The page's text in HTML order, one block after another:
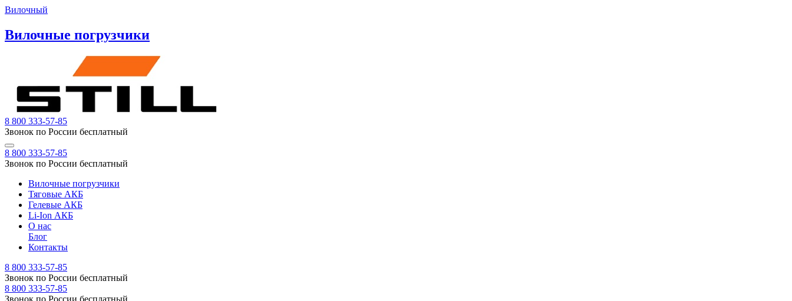
Вилочный
Вилочные погрузчики
8 800 333-57-85
Звонок по России бесплатный
8 800 333-57-85
Звонок по России бесплатный
Вилочные погрузчики
Тяговые АКБ
Гелевые АКБ
Li-Ion АКБ
О нас
Блог
Контакты
8 800 333-57-85
Звонок по России бесплатный
8 800 333-57-85
Звонок по России бесплатный